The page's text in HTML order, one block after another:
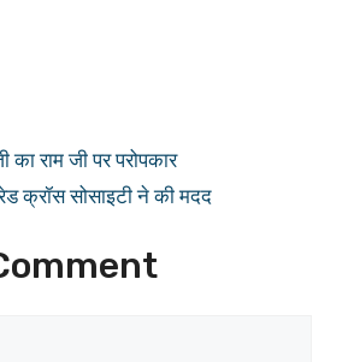
राम जी पर परोपकार
क्रॉस सोसाइटी ने की मदद